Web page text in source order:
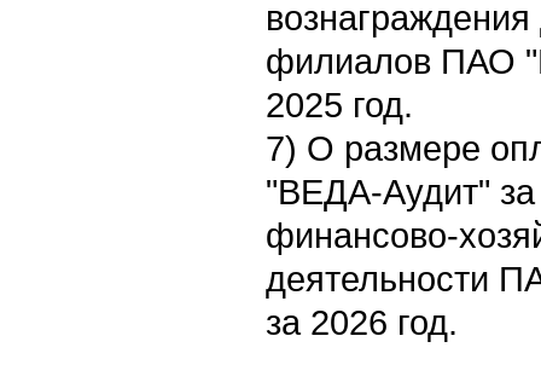
филиалов ПАО
2025 год.
7) О размере
"ВЕДА-Аудит" за
финансово-
деятельности
за 2026 год.